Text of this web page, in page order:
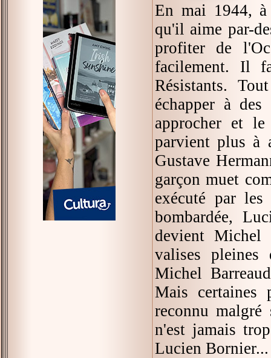
En mai 1944, à
qu'il aime par-
profiter de
facilement. Il
Résistants.
échapper à
approcher et
parvient plus à
Gustave
garçon muet
exécuté par
bombardée,
devient Michel
valises pleines
Michel
Mais certaines
reconnu
n'est jamais
Lucien Bornier...